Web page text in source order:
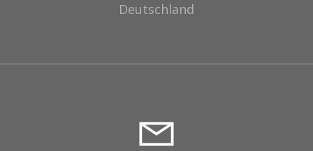
Deutschland